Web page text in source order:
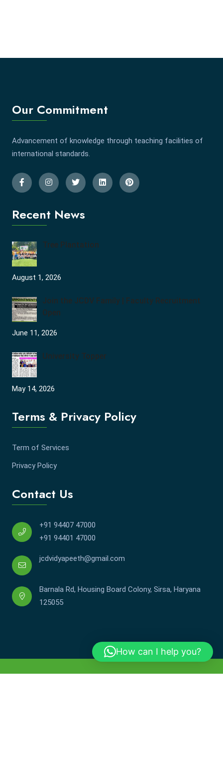
Our Commitment
Advancement of knowledge through teaching facilities of
international standards.
Recent News
Tree Plantation
August 1, 2026
Join the JCDV Family | Faculty Recruitment
Open
June 11, 2026
University Topper
May 14, 2026
Terms & Privacy Policy
Term of Services
Privacy Policy
Contact Us
+91 94407 47000
+91 94401 47000
jcdvidyapeeth@gmail.com
Barnala Rd, Housing Board Colony, Sirsa, Haryana
125055
How can I help you?